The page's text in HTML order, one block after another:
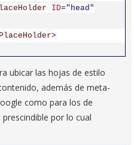
ID="head"
>
ubicar las hojas de estilo
además de meta-
como para los de
por lo cual